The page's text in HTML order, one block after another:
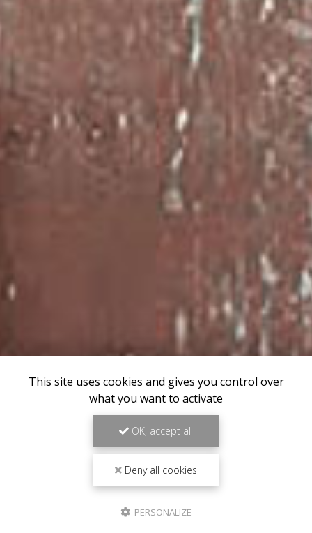
This site uses cookies and gives you control over
what you want to activate
OK, accept all
Deny all cookies
PERSONALIZE